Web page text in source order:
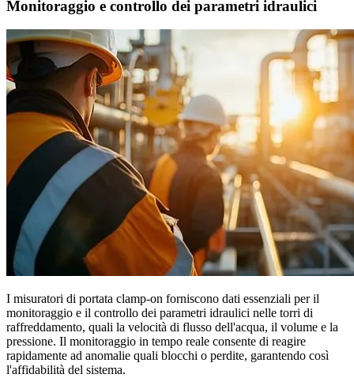
Monitoraggio e controllo dei parametri idraulici
I misuratori di portata clamp-on forniscono dati essenziali per il
monitoraggio e il controllo dei parametri idraulici nelle torri di
raffreddamento, quali la velocità di flusso dell'acqua, il volume e la
pressione. Il monitoraggio in tempo reale consente di reagire
rapidamente ad anomalie quali blocchi o perdite, garantendo così
l'affidabilità del sistema.